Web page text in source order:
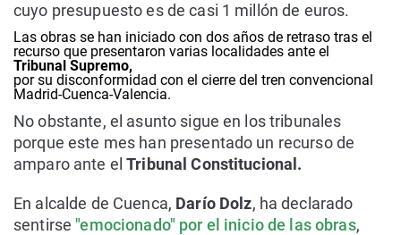
cuyo presupuesto es de casi 1 millón de euros.
Las obras se han iniciado con dos años de retraso tras el
recurso que presentaron varias localidades ante el
Tribunal Supremo,
por su disconformidad con el cierre del tren convencional
Madrid-Cuenca-Valencia.
No obstante, el asunto sigue en los tribunales
porque este mes han presentado un recurso de
amparo ante elTribunal Constitucional.
En alcalde de Cuenca, Darío Dolz, ha declarado
sentirse "emocionado" por el inicio de las obras,